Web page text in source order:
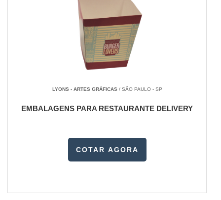
LYONS - ARTES GRÁFICAS/ SÃO PAULO - SP
EMBALAGENS PARA RESTAURANTE DELIVERY
COTAR AGORA